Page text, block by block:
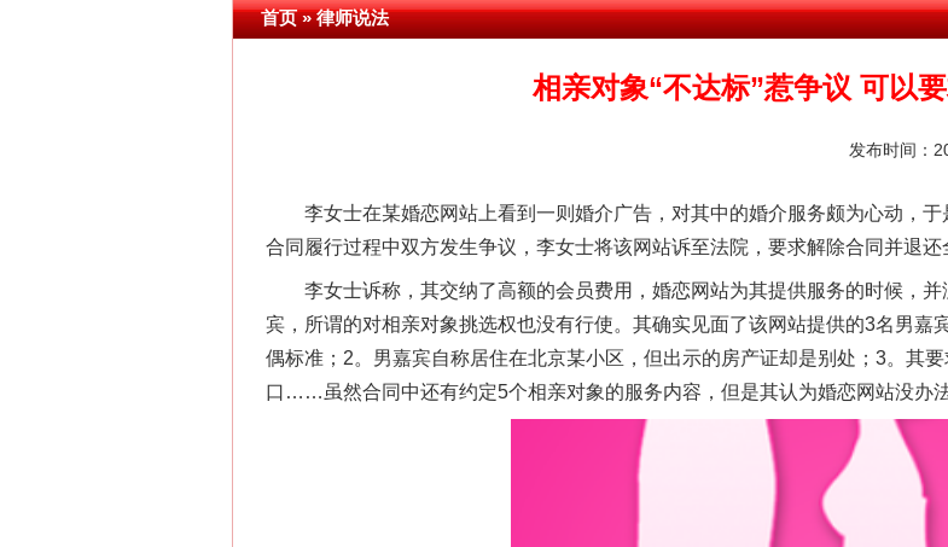
首页»律师说法
相亲对象“不达标”惹争议 可以
发布时间：
李女士在某婚恋网站上看到一则婚介广告，对其中的婚介服务颇为心动，于
合同履行过程中双方发生争议，李女士将该网站诉至法院，要求解除合同并退还
李女士诉称，其交纳了高额的会员费用，婚恋网站为其提供服务的时候，并
宾，所谓的对相亲对象挑选权也没有行使。其确实见面了该网站提供的3名男嘉
偶标准；2。男嘉宾自称居住在北京某小区，但出示的房产证却是别处；3。其
口……虽然合同中还有约定5个相亲对象的服务内容，但是其认为婚恋网站没办法